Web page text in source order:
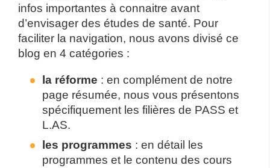
infos importantes à connaitre avant
d’envisager des études de santé. Pour
faciliter la navigation, nous avons divisé ce
blog en 4 catégories :
la réforme : en complément de notre
page résumée, nous vous présentons
spécifiquement les filières de PASS et
L.AS.
les programmes : en détail les
programmes et le contenu des cours